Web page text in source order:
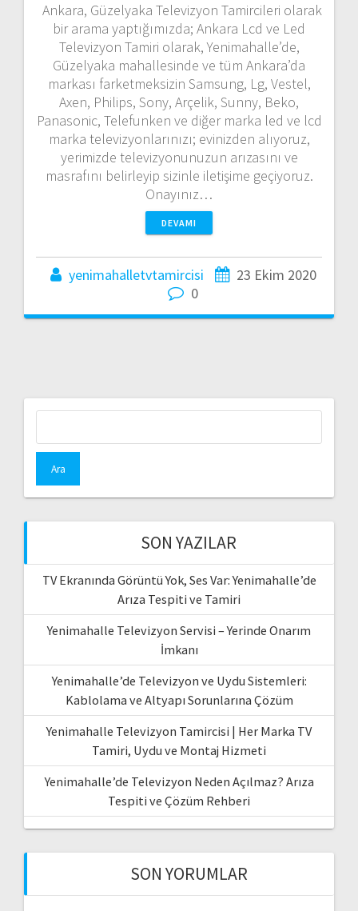
Ankara, Güzelyaka Televizyon Tamircileri olarak
bir arama yaptığımızda; Ankara Lcd ve Led
Televizyon Tamiri olarak, Yenimahalle’de,
Güzelyaka mahallesinde ve tüm Ankara’da
markası farketmeksizin Samsung, Lg, Vestel,
Axen, Philips, Sony, Arçelik, Sunny, Beko,
Panasonic, Telefunken ve diğer marka led ve lcd
marka televizyonlarınızı; evinizden alıyoruz,
yerimizde televizyonunuzun arızasını ve
masrafını belirleyip sizinle iletişime geçiyoruz.
Onayınız…
DEVAMI
yenimahalletvtamircisi
23 Ekim 2020
0
SON YAZILAR
TV Ekranında Görüntü Yok, Ses Var: Yenimahalle’de
Arıza Tespiti ve Tamiri
Yenimahalle Televizyon Servisi – Yerinde Onarım
İmkanı
Yenimahalle’de Televizyon ve Uydu Sistemleri:
Kablolama ve Altyapı Sorunlarına Çözüm
Yenimahalle Televizyon Tamircisi | Her Marka TV
Tamiri, Uydu ve Montaj Hizmeti
Yenimahalle’de Televizyon Neden Açılmaz? Arıza
Tespiti ve Çözüm Rehberi
SON YORUMLAR